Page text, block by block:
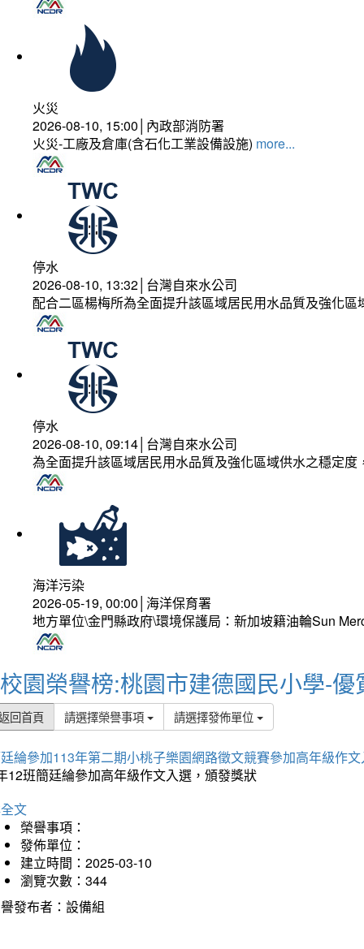
火災
2026-08-10, 15:00│內政部消防署
火災-工廠及倉庫(含石化工業設備設施) more...
停水
2026-08-10, 13:32│台灣自來水公司
配合二區楊梅所為全面提升該區域居民用水品質及強化
停水
2026-08-10, 09:14│台灣自來水公司
為全面提升該區域居民用水品質及強化區域供水之穩定
海洋污染
2026-05-19, 00:00│海洋保育署
地方單位\金門縣政府\環境保護局：新加坡籍油輪Sun
校園榮譽榜:桃園市建德國民小學-優
回首頁 請選擇榮譽事項 請選擇發佈單位
綸參加113年第二期小桃子樂園網路徵文競賽參加高年級作
12班簡廷綸參加高年級作文入選，頒發獎狀
文
榮譽事項：
發佈單位：
建立時間：2025-03-10
瀏覽次數：344
發布者：設備組